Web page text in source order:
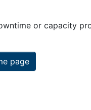
or capacity
page